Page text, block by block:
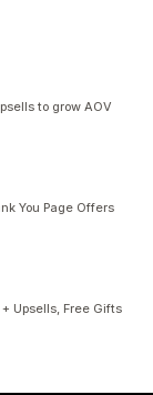
to grow AOV
You Page Offers
Upsells, Free Gifts